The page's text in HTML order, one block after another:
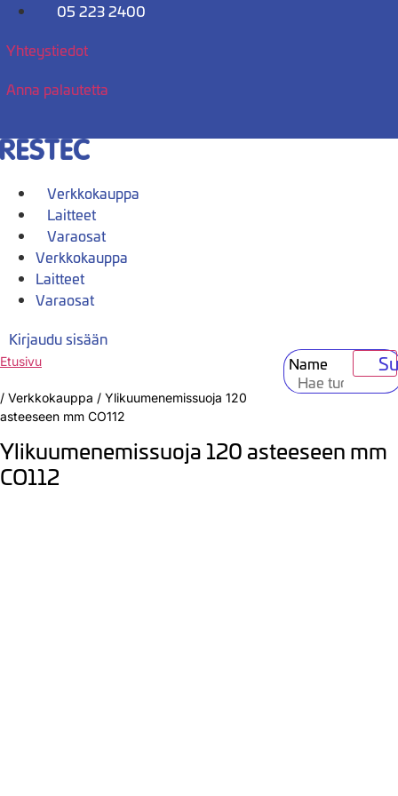
Mene
05 223 2400
Yhteystiedot
Anna palautetta
Verkkokauppa
Laitteet
Varaosat
Verkkokauppa
Laitteet
Varaosat
Kirjaudu sisään
Name
Etusivu
/ Verkkokauppa / Ylikuumenemissuoja 120
asteeseen mm CO112
Ylikuumenemissuoja 120 asteeseen mm
CO112